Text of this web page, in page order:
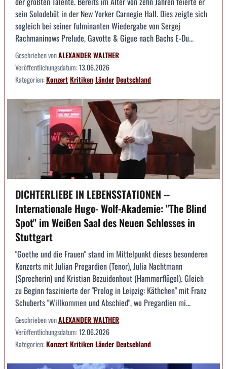
sein Solodebüt in der New Yorker Carnegie Hall. Dies zeigte sich
sogleich bei seiner fulminanten Wiedergabe von Sergej
Rachmaninows Prelude, Gavotte & Gigue nach Bachs E-Du...
Geschrieben vonALEXANDER WALTHER
Veröffentlichungsdatum:13.06.2026
Kategorien:KonzertKritikenLänderDeutschland
DICHTERLIEBE IN LEBENSSTATIONEN --
Internationale Hugo- Wolf-Akademie: "The Blind
Spot" im Weißen Saal des Neuen Schlosses in
Stuttgart
"Goethe und die Frauen" stand im Mittelpunkt dieses besonderen
Konzerts mit Julian Pregardien (Tenor), Julia Nachtmann
(Sprecherin) und Kristian Bezuidenhout (Hammerflügel). Gleich
zu Beginn faszinierte der "Prolog in Leipzig: Käthchen" mit Franz
Schuberts "Willkommen und Abschied", wo Pregardien mi...
Geschrieben vonALEXANDER WALTHER
Veröffentlichungsdatum:12.06.2026
Kategorien:KonzertKritikenLänderDeutschland